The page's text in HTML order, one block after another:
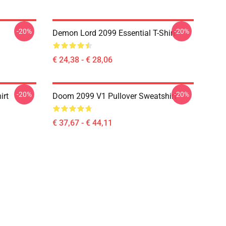
-20% Demon Lord 2099 Essential T-Shirt
€ 24,38 - € 28,06
-20%
-20% Doom 2099 V1 Pullover Sweatshirt
€ 37,67 - € 44,11
-20%